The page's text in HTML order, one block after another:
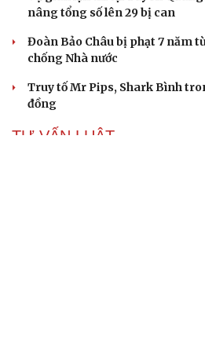
nâng tổng số lên 29 bị can
Đoàn Bảo Châu bị phạt 7 năm
chống Nhà nước
Truy tố Mr Pips, Shark Bình
đồng
TƯ VẤN LUẬT